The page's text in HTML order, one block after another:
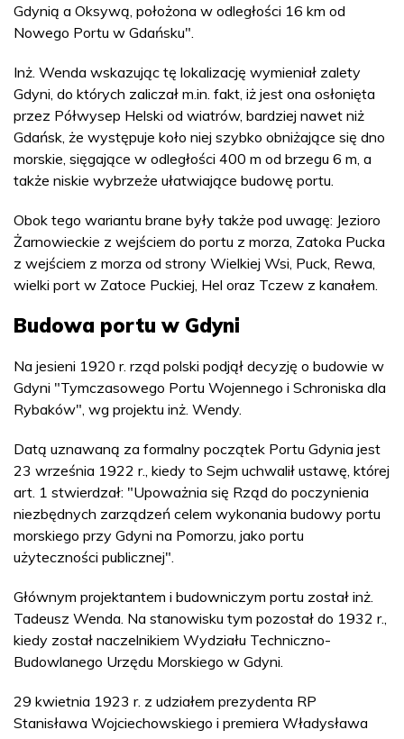
Gdynią a Oksywą, położona w odległości 16 km od
Nowego Portu w Gdańsku".
Inż. Wenda wskazując tę lokalizację wymieniał zalety
Gdyni, do których zaliczał m.in. fakt, iż jest ona osłonięta
przez Półwysep Helski od wiatrów, bardziej nawet niż
Gdańsk, że występuje koło niej szybko obniżające się dno
morskie, sięgające w odległości 400 m od brzegu 6 m, a
także niskie wybrzeże ułatwiające budowę portu.
Obok tego wariantu brane były także pod uwagę: Jezioro
Żarnowieckie z wejściem do portu z morza, Zatoka Pucka
z wejściem z morza od strony Wielkiej Wsi, Puck, Rewa,
wielki port w Zatoce Puckiej, Hel oraz Tczew z kanałem.
Budowa portu w Gdyni
Na jesieni 1920 r. rząd polski podjął decyzję o budowie w
Gdyni "Tymczasowego Portu Wojennego i Schroniska dla
Rybaków", wg projektu inż. Wendy.
Datą uznawaną za formalny początek Portu Gdynia jest
23 września 1922 r., kiedy to Sejm uchwalił ustawę, której
art. 1 stwierdzał: "Upoważnia się Rząd do poczynienia
niezbędnych zarządzeń celem wykonania budowy portu
morskiego przy Gdyni na Pomorzu, jako portu
użyteczności publicznej".
Głównym projektantem i budowniczym portu został inż.
Tadeusz Wenda. Na stanowisku tym pozostał do 1932 r.,
kiedy został naczelnikiem Wydziału Techniczno-
Budowlanego Urzędu Morskiego w Gdyni.
29 kwietnia 1923 r. z udziałem prezydenta RP
Stanisława Wojciechowskiego i premiera Władysława